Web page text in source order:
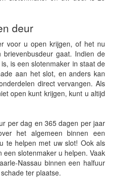
deur
voor u open krijgen, of het nu
gaat. Indien de
is een slotenmaker in staat de
aan het slot, en anders kan
direct vervangen. Als
open kunt krijgen, kunt u altijd
per dag en 365 dagen per jaar
het algemeen binnen een
te helpen met uw slot! Ook als
een slotenmaker u helpen. Vaak
Nassau binnen een halfuur
ter plaatse.